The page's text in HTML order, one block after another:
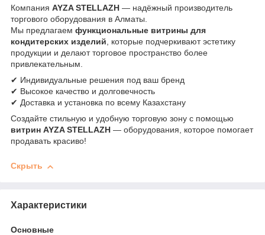
Компания AYZA STELLAZH — надёжный производитель
торгового оборудования в Алматы.
Мы предлагаем функциональные витрины для
кондитерских изделий, которые подчеркивают эстетику
продукции и делают торговое пространство более
привлекательным.
✔ Индивидуальные решения под ваш бренд
✔ Высокое качество и долговечность
✔ Доставка и установка по всему Казахстану
Создайте стильную и удобную торговую зону с помощью
витрин AYZA STELLAZH — оборудования, которое помогает
продавать красиво!
Скрыть
Характеристики
Основные